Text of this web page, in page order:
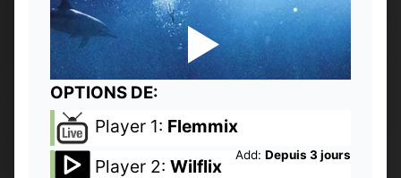
OPTIONS DE:
Player 1: Flemmix
Add: Depuis 3 jours
Player 2: Wilflix